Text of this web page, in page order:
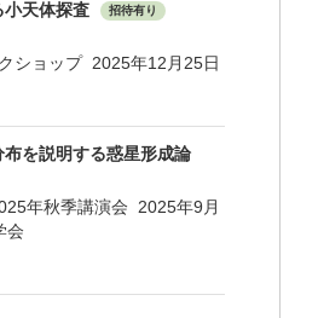
小天体探査 招待有り
ショップ 2025年12月25日
を説明する惑星形成論
年秋季講演会 2025年9月
会